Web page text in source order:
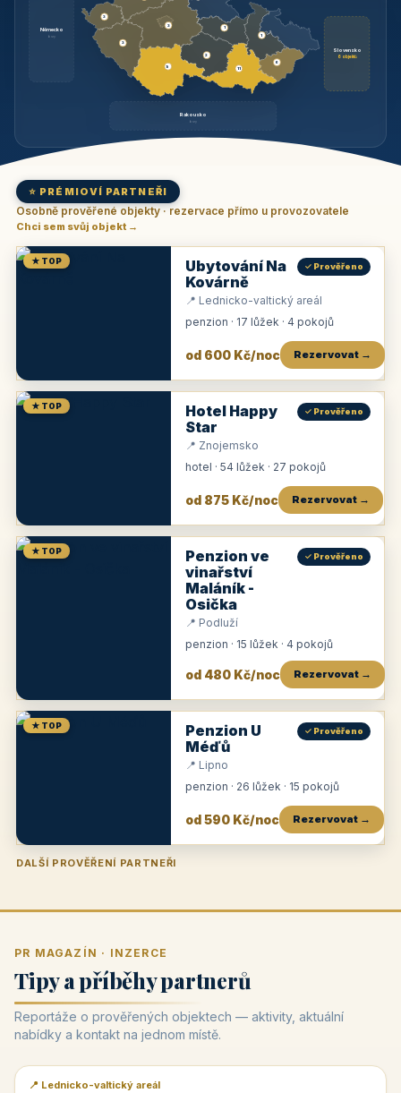
Německo
brzy
Slovensko
6 objektů
Rakousko
brzy
3
9
3
3
1
2
11
1
6
⭐ PRÉMIOVÍ PARTNEŘI
Osobně prověřené objekty · rezervace přímo u provozovatele
Chci sem svůj objekt →
★ TOP
Ubytování Na
Kovárně
✓ Prověřeno
📍 Lednicko-valtický areál
penzion · 17 lůžek · 4 pokojů
od 600 Kč/noc Rezervovat →
★ TOP
Hotel Happy
Star
✓ Prověřeno
📍 Znojemsko
hotel · 54 lůžek · 27 pokojů
od 875 Kč/noc Rezervovat →
★ TOP
Penzion ve
vinařství
Maláník -
Osička
✓ Prověřeno
📍 Podluží
penzion · 15 lůžek · 4 pokojů
od 480 Kč/noc Rezervovat →
★ TOP
Penzion U
Méďů
✓ Prověřeno
📍 Lipno
penzion · 26 lůžek · 15 pokojů
od 590 Kč/noc Rezervovat →
DALŠÍ PROVĚŘENÍ PARTNEŘI
Penzion U Zámku Pension Faber
PR MAGAZÍN · INZERCE
Tipy a příběhy partnerů
Reportáže o prověřených objektech — aktivity, aktuální
nabídky a kontakt na jednom místě.
📰 PR článek
📍 Lednicko-valtický areál